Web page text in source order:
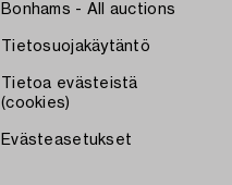
Bonhams - All auctions
Tietosuojakäytäntö
Tietoa evästeistä
(cookies)
Evästeasetukset